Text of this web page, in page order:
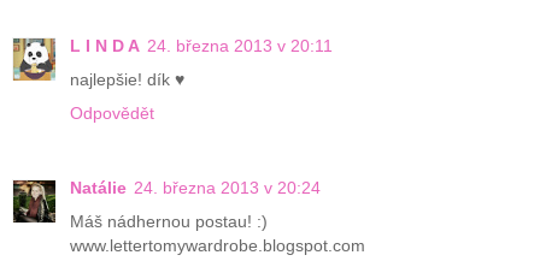
L I N D A 24. března 2013 v 20:11
najlepšie! dík ♥
Odpovědět
Natálie 24. března 2013 v 20:24
Máš nádhernou postau! :)
www.lettertomywardrobe.blogspot.com